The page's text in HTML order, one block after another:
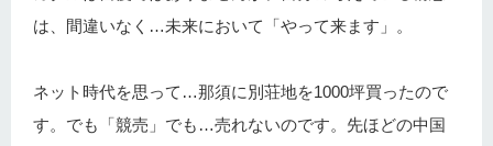
は、間違いなく…未来において「やって来ます」。
ネット時代を思って…那須に別荘地を1000坪買ったので
す。でも「競売」でも…売れないのです。先ほどの中国